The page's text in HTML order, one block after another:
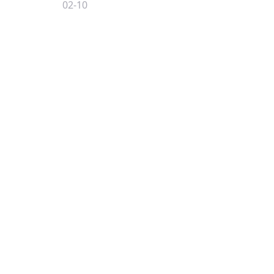
02-10